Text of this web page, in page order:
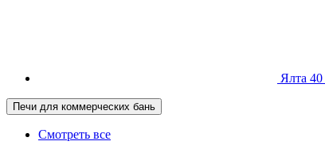
Ялта 40
Печи для коммерческих бань
Смотреть все